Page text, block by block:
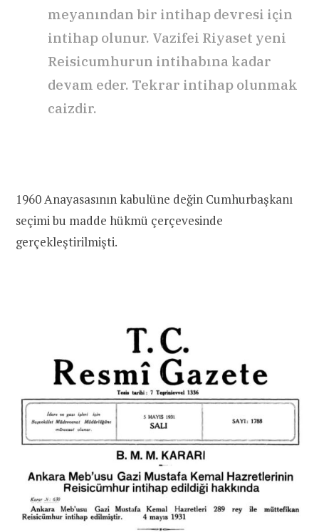
meyanından bir intihap devresi için
intihap olunur. Vazifei Riyaset yeni
Reisicumhurun intihabına kadar
devam eder. Tekrar intihap olunmak
caizdir.
1960 Anayasasının kabulüne değin Cumhurbaşkanı
seçimi bu madde hükmü çerçevesinde
gerçekleştirilmişti.